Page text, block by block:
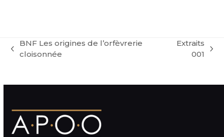
previous
BNF Les origines de l’orfèvrerie
cloisonnée
Extraits
001